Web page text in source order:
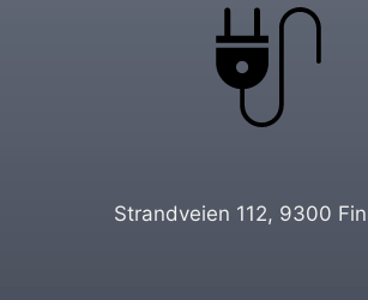
Strandveien 112, 9300